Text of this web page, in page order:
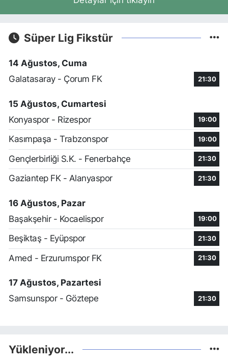
Süper Lig Fikstür
14 Ağustos, Cuma
Galatasaray - Çorum FK
21:30
15 Ağustos, Cumartesi
Konyaspor - Rizespor
19:00
Kasımpaşa - Trabzonspor 19:00
Gençlerbirliği S.K. - Fenerbahçe 21:30
Gaziantep FK - Alanyaspor 21:30
16 Ağustos, Pazar
Başakşehir - Kocaelispor
19:00
Beşiktaş - Eyüpspor 21:30
Amed - Erzurumspor FK 21:30
17 Ağustos, Pazartesi
Samsunspor - Göztepe
21:30
Yükleniyor...